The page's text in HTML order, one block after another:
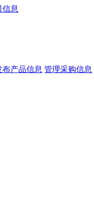
信息
布产品信息 管理采购信息